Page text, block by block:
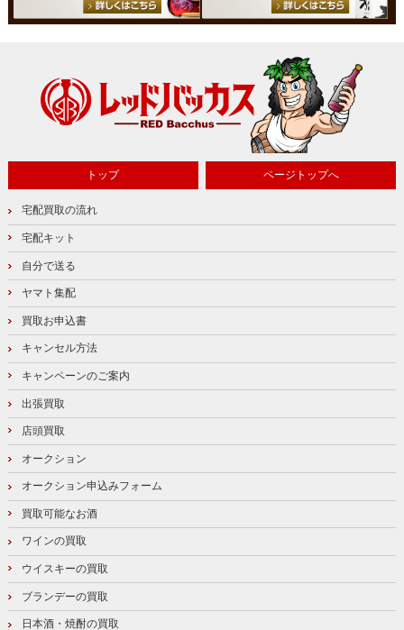
トップ ページトップへ
宅配買取の流れ
宅配キット
自分で送る
ヤマト集配
買取お申込書
キャンセル方法
キャンペーンのご案内
出張買取
店頭買取
オークション
オークション申込みフォーム
買取可能なお酒
ワインの買取
ウイスキーの買取
ブランデーの買取
日本酒・焼酎の買取